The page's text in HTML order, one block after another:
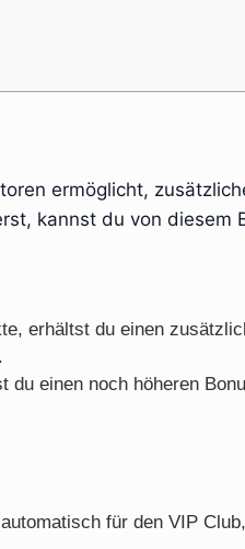
ermöglicht,
kannst du von diesem
erhältst du einen
du einen noch höheren
für den VIP